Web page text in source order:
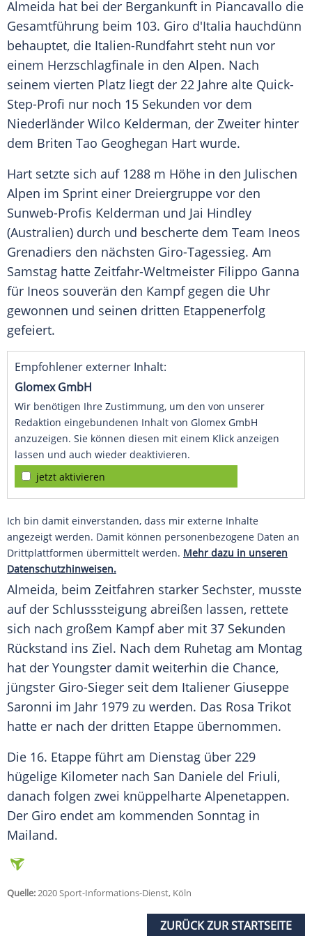
Almeida hat bei der Bergankunft in Piancavallo die
Gesamtführung beim 103. Giro d'Italia hauchdünn
behauptet, die Italien-Rundfahrt steht nun vor
einem Herzschlagfinale in den Alpen. Nach
seinem vierten Platz liegt der 22 Jahre alte Quick-
Step-Profi nur noch 15 Sekunden vor dem
Niederländer Wilco Kelderman, der Zweiter hinter
dem Briten Tao Geoghegan Hart wurde.
Hart setzte sich auf 1288 m Höhe in den Julischen
Alpen im Sprint einer Dreiergruppe vor den
Sunweb-Profis Kelderman und Jai Hindley
(Australien) durch und bescherte dem Team Ineos
Grenadiers den nächsten Giro-Tagessieg. Am
Samstag hatte Zeitfahr-Weltmeister Filippo Ganna
für Ineos souverän den Kampf gegen die Uhr
gewonnen und seinen dritten Etappenerfolg
gefeiert.
Empfohlener externer Inhalt:
Glomex GmbH
Wir benötigen Ihre Zustimmung, um den von unserer
Redaktion eingebundenen Inhalt von Glomex GmbH
anzuzeigen. Sie können diesen mit einem Klick anzeigen
lassen und auch wieder deaktivieren.
jetzt aktivieren
Ich bin damit einverstanden, dass mir externe Inhalte
angezeigt werden. Damit können personenbezogene Daten an
Drittplattformen übermittelt werden. Mehr dazu in unseren
Datenschutzhinweisen.
Almeida, beim Zeitfahren starker Sechster, musste
auf der Schlusssteigung abreißen lassen, rettete
sich nach großem Kampf aber mit 37 Sekunden
Rückstand ins Ziel. Nach dem Ruhetag am Montag
hat der Youngster damit weiterhin die Chance,
jüngster Giro-Sieger seit dem Italiener Giuseppe
Saronni im Jahr 1979 zu werden. Das Rosa Trikot
hatte er nach der dritten Etappe übernommen.
Die 16. Etappe führt am Dienstag über 229
hügelige Kilometer nach San Daniele del Friuli,
danach folgen zwei knüppelharte Alpenetappen.
Der Giro endet am kommenden Sonntag in
Mailand.
Quelle:2020 Sport-Informations-Dienst, Köln
ZURÜCK ZUR STARTSEITE